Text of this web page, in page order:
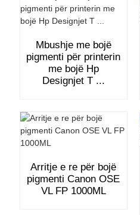
Mbushje me bojë
pigmenti për printerin
me bojë Hp
Designjet T ...
Arritje e re për bojë
pigmenti Canon OSE
VL FP 1000ML